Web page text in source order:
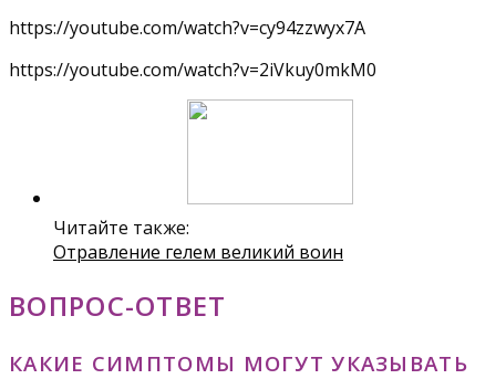
https://youtube.com/watch?v=cy94zzwyx7A
https://youtube.com/watch?v=2iVkuy0mkM0
Читайте также:
Отравление гелем великий воин
ВОПРОС-ОТВЕТ
КАКИЕ СИМПТОМЫ МОГУТ УКАЗЫВАТЬ